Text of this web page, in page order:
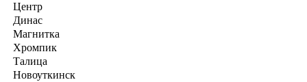
Центр
Динас
Магнитка
Хромпик
Талица
Новоуткинск